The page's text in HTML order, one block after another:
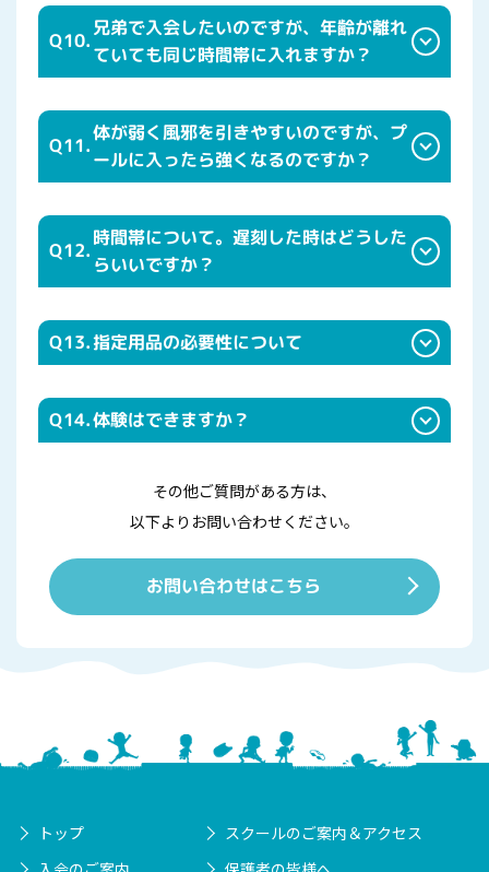
Q10.
兄弟で入会したいのですが、年齢が離れ
ていても同じ時間帯に入れますか？
Q11.
体が弱く風邪を引きやすいのですが、プ
ールに入ったら強くなるのですか？
Q12.
時間帯について。遅刻した時はどうした
らいいですか？
Q13.指定用品の必要性について
Q14.体験はできますか？
その他ご質問がある方は、
以下よりお問い合わせください。
お問い合わせはこちら
トップ
スクールのご案内＆アクセス